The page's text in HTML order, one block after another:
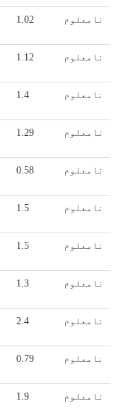
1.02 نامعلوم
1.12 نامعلوم
1.4 نامعلوم
1.29 نامعلوم
0.58 نامعلوم
1.5 نامعلوم
1.5 نامعلوم
1.3 نامعلوم
2.4 نامعلوم
0.79 نامعلوم
1.9 نامعلوم